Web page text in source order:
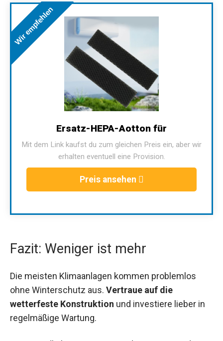
Wir empfehlen
Ersatz-HEPA-Aotton für
Mit dem Link kaufst du zum gleichen Preis ein, aber wir
erhalten eventuell eine Provision.
Preis ansehen
Fazit: Weniger ist mehr
Die meisten Klimaanlagen kommen problemlos
ohne Winterschutz aus. Vertraue auf die
wetterfeste Konstruktion und investiere lieber in
regelmäßige Wartung.